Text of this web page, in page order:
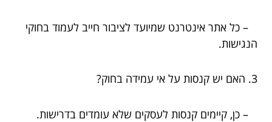
– כל אתר אינטרנט שמיועד לציבור חייב לעמוד בחוקי
הנגישות.
3. האם יש קנסות על אי עמידה בחוק?
– כן, קיימים קנסות לעסקים שלא עומדים בדרישות.